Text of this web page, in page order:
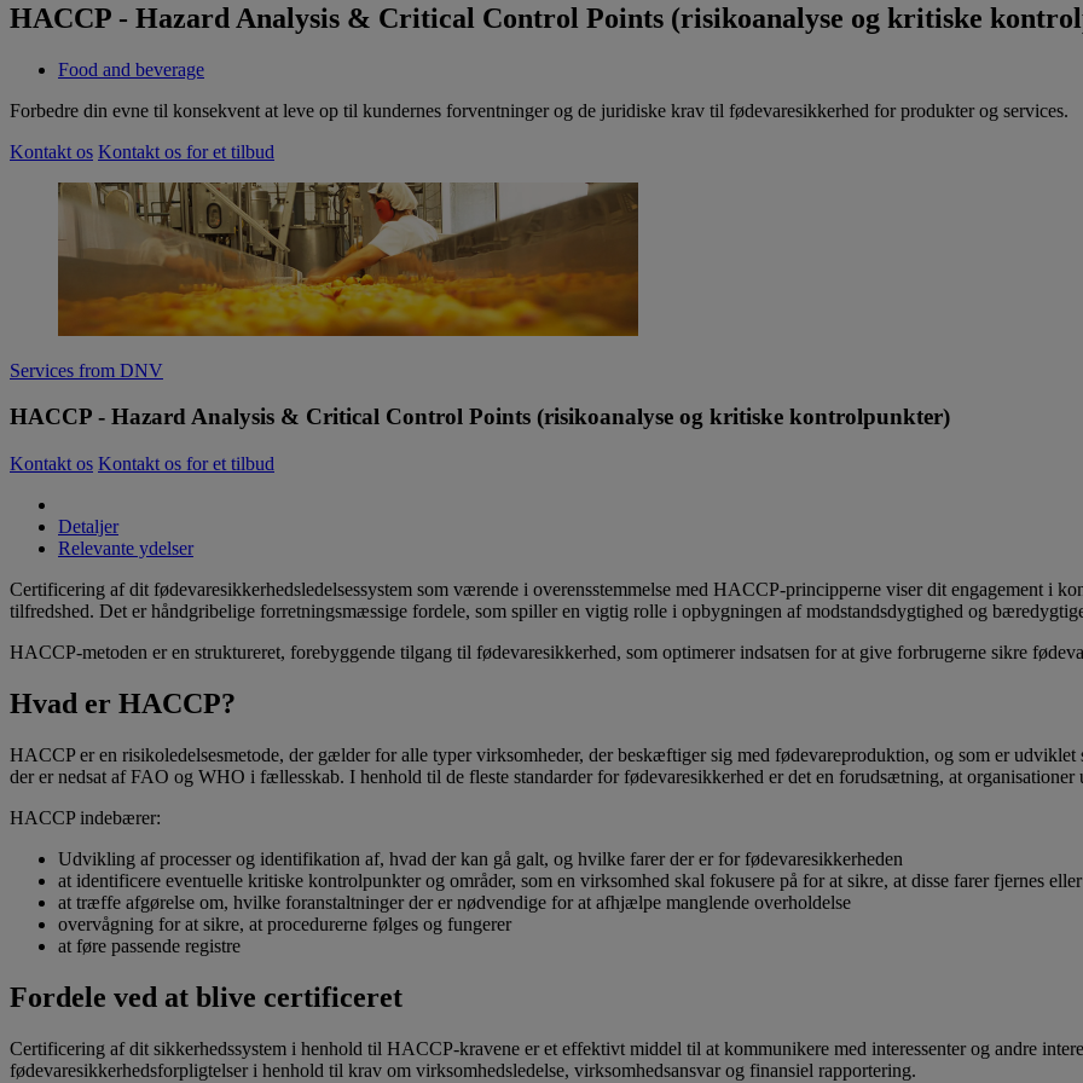
HACCP - Hazard Analysis & Critical Control Points (risikoanalyse og kritiske
Food and beverage
Forbedre din evne til konsekvent at leve op til kundernes forventninger og de juridiske krav til fødevaresikkerhed for produkter og services.
Kontakt os Kontakt os for et tilbud
Services from DNV
HACCP - Hazard Analysis & Critical Control Points (risikoanalyse og kritiske kontrolpunkter)
Kontakt os Kontakt os for et tilbud
Detaljer
Relevante ydelser
Certificering af dit fødevaresikkerhedsledelsessystem som værende i overensstemmelse med HACCP-principperne viser dit engagement i
tilfredshed. Det er håndgribelige forretningsmæssige fordele, som spiller en vigtig rolle i opbygningen af modstandsdygtighed og
HACCP-metoden er en struktureret, forebyggende tilgang til fødevaresikkerhed, som optimerer indsatsen for at give forbrugerne sikre
Hvad er HACCP?
HACCP er en risikoledelsesmetode, der gælder for alle typer virksomheder, der beskæftiger sig med fødevareproduktion, og som er
der er nedsat af FAO og WHO i fællesskab. I henhold til de fleste standarder for fødevaresikkerhed er det en forudsætning, at
HACCP indebærer:
Udvikling af processer og identifikation af, hvad der kan gå galt, og hvilke farer der er for fødevaresikkerheden
at identificere eventuelle kritiske kontrolpunkter og områder, som en virksomhed skal fokusere på for at sikre, at disse farer fjernes
at træffe afgørelse om, hvilke foranstaltninger der er nødvendige for at afhjælpe manglende overholdelse
overvågning for at sikre, at procedurerne følges og fungerer
at føre passende registre
Fordele ved at blive certificeret
Certificering af dit sikkerhedssystem i henhold til HACCP-kravene er et effektivt middel til at kommunikere med interessenter og andre
fødevaresikkerhedsforpligtelser i henhold til krav om virksomhedsledelse, virksomhedsansvar og finansiel rapportering.